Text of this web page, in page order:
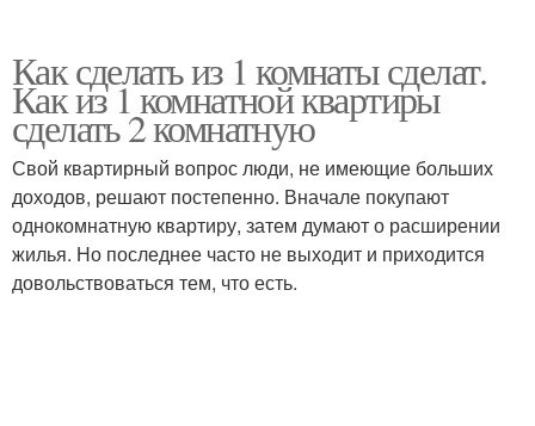
Как сделать из 1 комнаты сделат.
Как из 1 комнатной квартиры
сделать 2 комнатную
Свой квартирный вопрос люди, не имеющие больших
доходов, решают постепенно. Вначале покупают
однокомнатную квартиру, затем думают о расширении
жилья. Но последнее часто не выходит и приходится
довольствоваться тем, что есть.